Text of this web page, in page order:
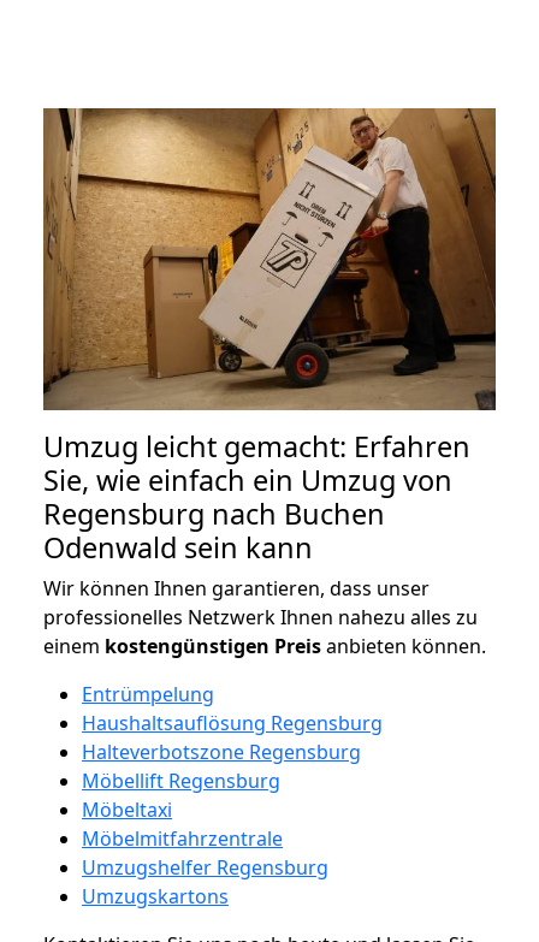
Umzug leicht gemacht: Erfahren
Sie, wie einfach ein Umzug von
Regensburg nach Buchen
Odenwald sein kann
Wir können Ihnen garantieren, dass unser
professionelles Netzwerk Ihnen nahezu alles zu
einem kostengünstigen Preisanbieten können.
Entrümpelung
Haushaltsauflösung Regensburg
Halteverbotszone Regensburg
Möbellift Regensburg
Möbeltaxi
Möbelmitfahrzentrale
Umzugshelfer Regensburg
Umzugskartons